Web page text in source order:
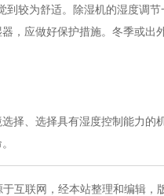
到较为舒适。除湿机的湿度调
，应做好保护措施。冬季或
、选择具有湿度控制能力的
互联网，经本站整理和编辑